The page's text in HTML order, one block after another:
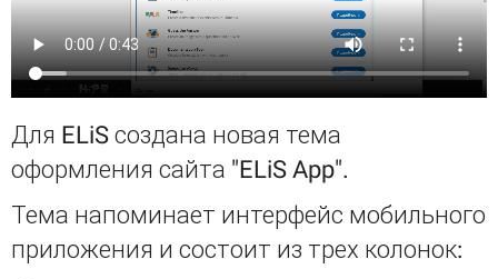
Для ELiS создана новая тема
оформления сайта "ELiS App".
Тема напоминает интерфейс мобильного
приложения и состоит из трех колонок: